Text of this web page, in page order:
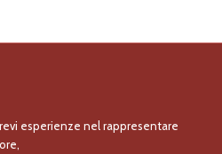
esperienze nel rappresentare